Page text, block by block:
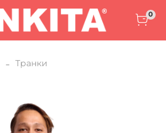
0
Транки